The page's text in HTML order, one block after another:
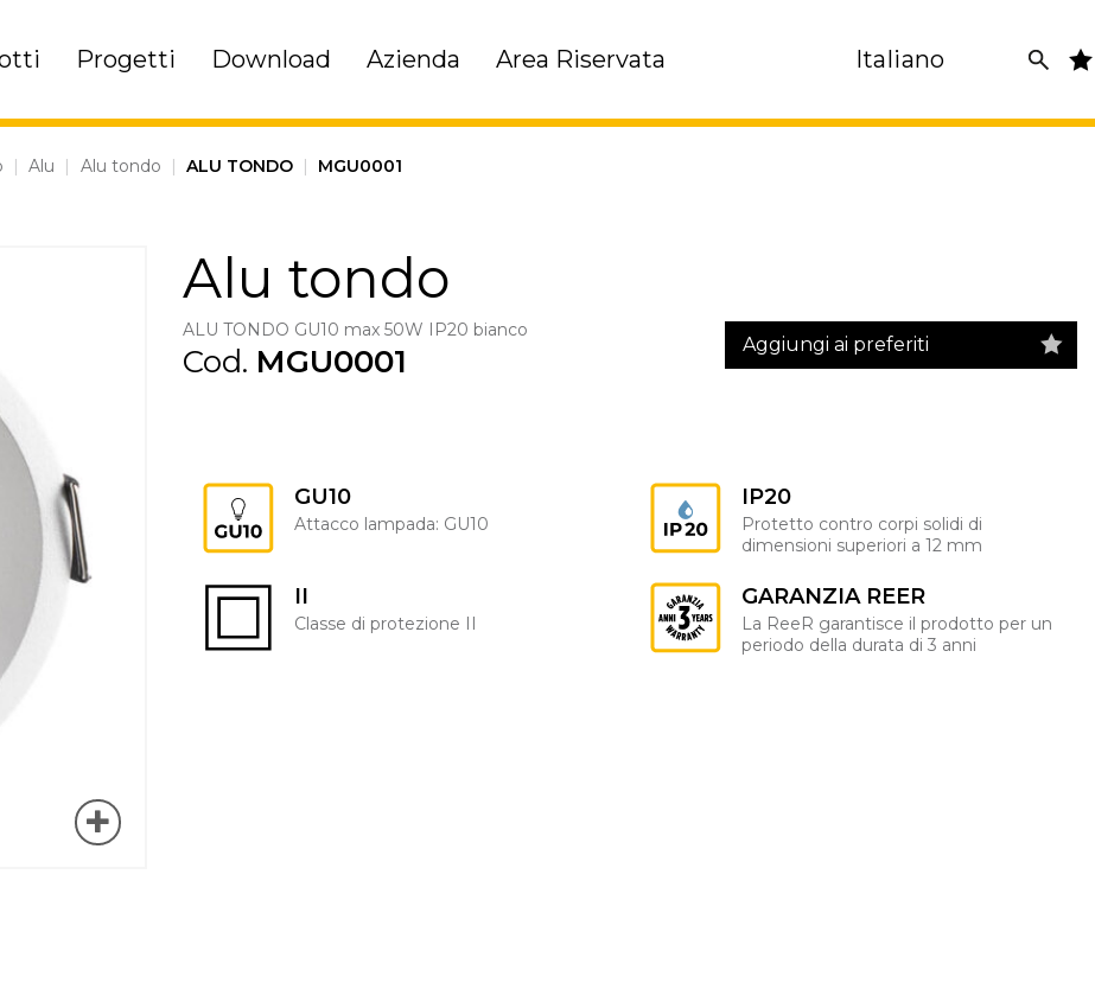
Progetti Download Azienda Area Riservata Italiano
| Alu | Alu tondo | ALU TONDO | MGU0001
Alu tondo
ALU TONDO GU10 max 50W IP20 bianco
Cod. MGU0001 Aggiungi ai preferiti
GU10
Attacco lampada: GU10
IP20
Protetto contro corpi solidi di
dimensioni superiori a 12 mm
II
Classe di protezione II
GARANZIA REER
La ReeR garantisce il prodotto per un
periodo della durata di 3 anni